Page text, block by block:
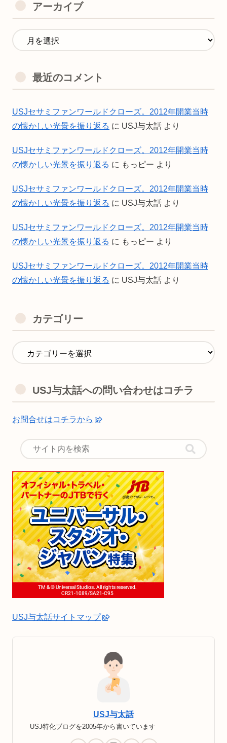
アーカイブ
最近のコメント
USJセサミファンワールドクローズ。2012年開業当時
の懐かしい光景を振り返る に USJ与太話 より
USJセサミファンワールドクローズ。2012年開業当時
の懐かしい光景を振り返る に もっピー より
USJセサミファンワールドクローズ。2012年開業当時
の懐かしい光景を振り返る に USJ与太話 より
USJセサミファンワールドクローズ。2012年開業当時
の懐かしい光景を振り返る に もっピー より
USJセサミファンワールドクローズ。2012年開業当時
の懐かしい光景を振り返る に USJ与太話 より
カテゴリー
USJ与太話への問い合わせはコチラ
お問合せはコチラから
USJ与太話サイトマップ
USJ与太話
USJ特化ブログを2005年から書いています